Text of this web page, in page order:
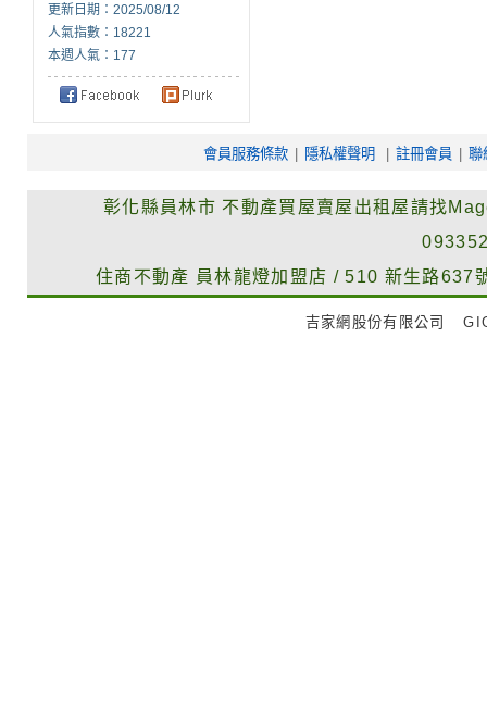
更新日期：2025/08/12
人氣指數：18221
本週人氣：177
會員服務條款 隱私權聲明 註冊會員 聯
彰化縣員林市 不動產買屋賣屋出租屋請找
住商不動產 員林龍燈加盟店 /510 新生路637
吉家網股份有限公司